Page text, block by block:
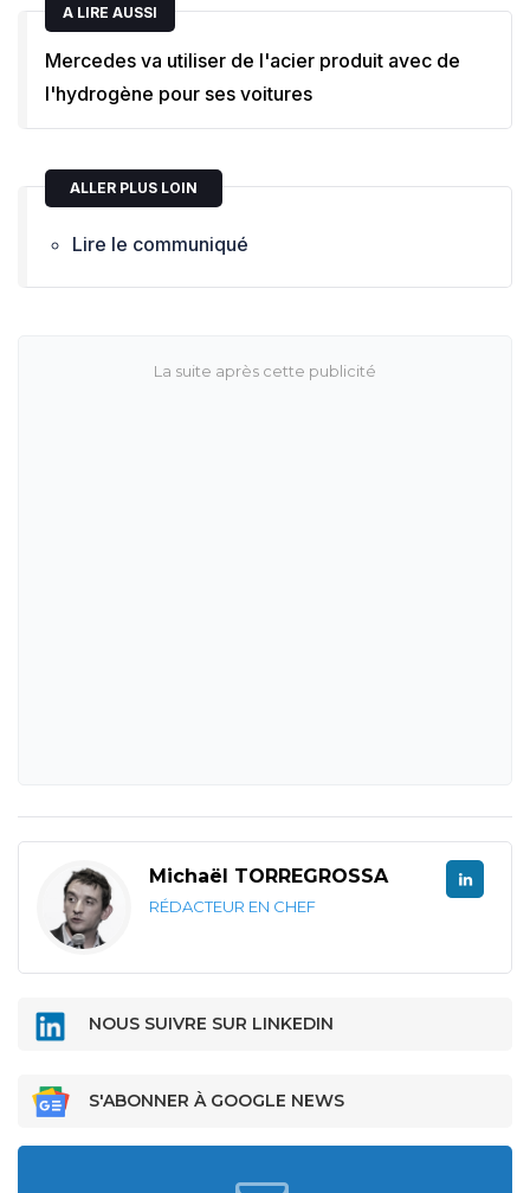
A LIRE AUSSI
Mercedes va utiliser de l'acier produit avec de
l'hydrogène pour ses voitures
ALLER PLUS LOIN
Lire le communiqué
Michaël TORREGROSSA
RÉDACTEUR EN CHEF
NOUS SUIVRE SUR LINKEDIN
S'ABONNER À GOOGLE NEWS